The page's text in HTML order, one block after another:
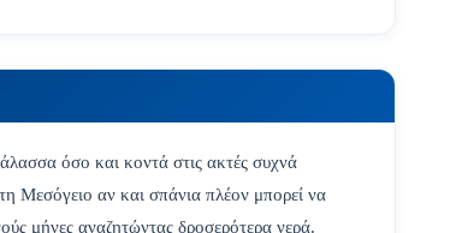
όσο και κοντά στις ακτές συχνά
Μεσόγειο αν και σπάνια πλέον μπορεί να
μήνες αναζητώντας δροσερότερα νερά.